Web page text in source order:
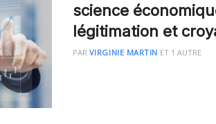
science
légitimation et
PAR VIRGINIE MARTIN ET 1 AUTRE